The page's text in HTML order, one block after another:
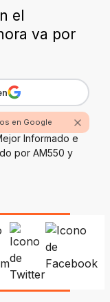
el
va por
en Google
Informado e
por AM550 y